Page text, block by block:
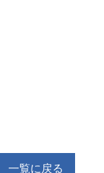
一覧に戻る